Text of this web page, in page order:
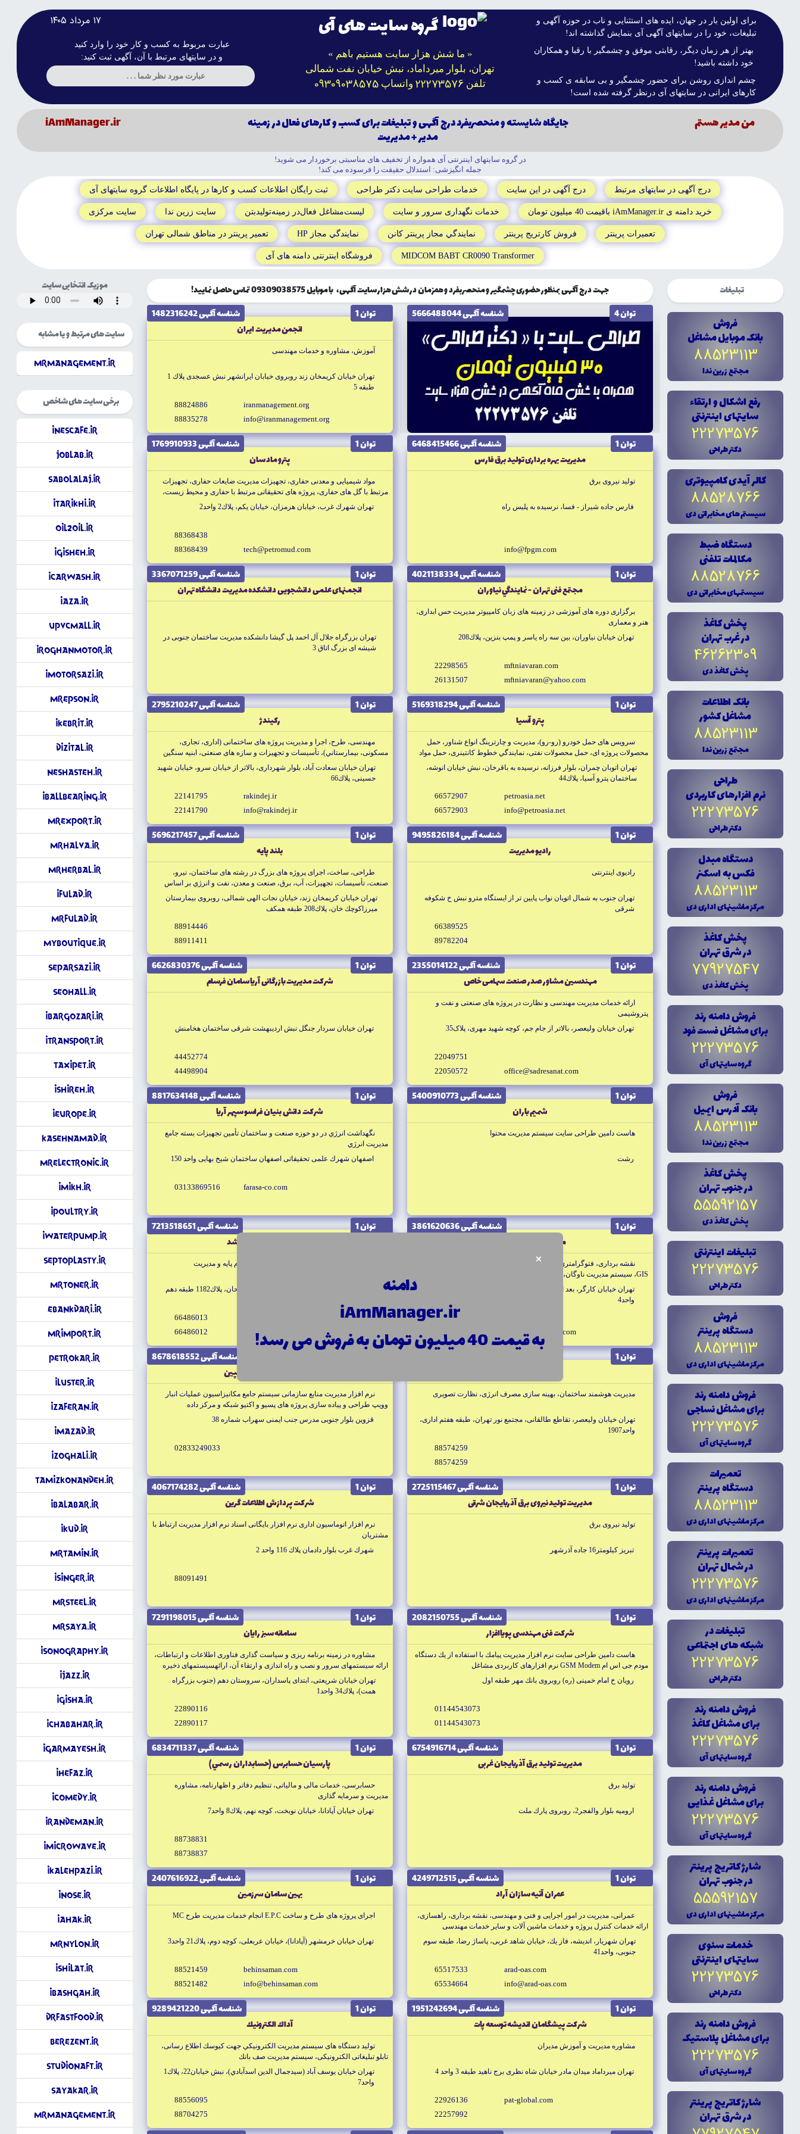
براى اولين بار در جهان، ايده هاى استثنايى و ناب در حوزه آگهى و
تبليغات، خود را در سايتهاى آگهى آى بنمايش گذاشته اند!
بهتر از هر زمان ديگر، رقابتى موفق و چشمگير با رقبا و همکاران
خود داشته باشيد!
چشم اندازى روشن براى حضور چشمگير و بى سابقه ى کسب و
کارهاى ايرانى در سايتهاى آى درنظر گرفته شده است!
گروه سایت های آی
« ما شش هزار سایت هستیم باهم »
تهران، بلوار میرداماد، نبش خیابان نفت شمالی
تلفن 22273576واتساپ 09309038575
۱۷ مرداد ۱۴۰۵
عبارت مربوط به کسب و کار خود را وارد کنید
و در سایتهای مرتبط با آن، آگهی ثبت کنید:
من مدير هستم جايگاه شايسته و منحصربفرد درج آگهى و تبليغات براى كسب و كارهاى فعال در زمينه
مدير + مديريت
iAmManager.ir
در گروه سايتهاى اينترنتى آى همواره از تخفيف هاى مناسبتى برخوردار مى شويد!
جمله انگيزشى: استدلال حقيقت را فرسوده مى کند!
درج آگهى در سايتهاى مرتبط درج آگهى در اين سايت خدمات طراحى سايت دکتر طراحى ثبت رايگان اطلاعات کسب و کارها در پايگاه اطلاعات گروه سايتهاى آى
خريد دامنه ى iAmManager.ir باقيمت 40 ميليون تومان خدمات نگهدارى سرور و سايت ليست‌مشاغل‌ فعال‌در زمينه‌توليدبتن سايت زرين ندا سايت مرکزى
تعميرات پرينتر فروش کارتريج پرينتر نمايندگي مجاز پرينتر کانن نمايندگي مجاز HP تعمير پرينتر در مناطق شمالى تهران
MIDCOM BABT CR0090 Transformer فروشگاه اينترنتى دامنه هاى آى
×
دامنه
iAmManager.ir
به قیمت 40 میلیون تومان به فروش می رسد!
تبلیغات
فروش
بانک موبايل مشاغل
88523113
مجتمع زرين ندا
رفع اشکال و ارتقاء
سايتهاى اينترنتى
22273576
دکتر طراحى
کالر آيدى کامپيوترى
88528766
سيستم هاى مخابراتى دى
دستگاه ضبط
مکالمات تلفنى
88528766
سيستمهاى مخابراتى دى
پخش کاغذ
در غرب تهران
46262309
پخش کاغذ دى
بانک اطلاعات
مشاغل کشور
88523113
مجتمع زرين ندا
طراحى
نرم افزارهاى کاربردى
22273576
دکتر طراحى
دستگاه مبدل
فکس به اسکنر
88523113
مرکز ماشينهاى ادارى دى
پخش کاغذ
در شرق تهران
77927547
پخش کاغذ دى
فروش دامنه رند
براى مشاغل فست فود
22273576
گروه سايتهاى آى
فروش
بانک آدرس ايميل
88523113
مجتمع زرين ندا
پخش کاغذ
در جنوب تهران
55592157
پخش کاغذ دى
تبليغات اينترنتى
22273576
دکتر طراحى
فروش
دستگاه پرينتر
88523113
مرکز ماشينهاى ادارى دى
فروش دامنه رند
براى مشاغل نساجى
22273576
گروه سايتهاى آى
تعميرات
دستگاه پرينتر
88523113
مرکز ماشينهاى ادارى دى
تعميرات پرينتر
در شمال تهران
22273576
مرکز ماشينهاى ادارى دى
تبليغات در
شبکه هاى اجتماعى
22273576
دکتر طراحى
فروش دامنه رند
براى مشاغل کاغذ
22273576
گروه سايتهاى آى
فروش دامنه رند
براى مشاغل غذايى
22273576
گروه سايتهاى آى
شارژ کاتريج پرينتر
در جنوب تهران
55592157
مرکز ماشينهاى ادارى دى
خدمات سئوى
سايتهاى اينترنتى
22273576
دکتر طراحى
فروش دامنه رند
براى مشاغل پلاستيک
22273576
گروه سايتهاى آى
شارژ کاتريج پرينتر
در شرق تهران
جهت درج آگهی بمنظور حضوری چشمگیر و منحصربفرد و همزمان در شش هزار سایت آگهی، با موبایل 09309038575 تماس حاصل نمایید!
توان 4
شناسه آگهى 5666488044 توان 1
شناسه آگهى 1482316242
انجمن مديريت ايران
آموزش، مشاوره و خدمات مهندسى
تهران خيابان كريمخان زند روبروى خيابان ايرانشهر نبش عسجدى پلاك 1
طبقه 5
iranmanagement.org
info@iranmanagement.org
88824886
88835278
توان 1
شناسه آگهى 6468415466
مديريت بهره بردارى توليد برق فارس
توليد نيروى برق
فارس جاده شيراز - فسا، نرسيده به پليس راه
info@fpgm.com
توان 1
شناسه آگهى 1769910933
پترو ماد سان
مواد شيميايى و معدنى حفارى، تجهيزات مديريت ضايعات حفارى، تجهيزات
مرتبط با گل هاى حفارى، پروژه هاى تحقيقاتى مرتبط با حفارى و محيط زيست،
ارائه خدمات مهندسى حفارى
تهران شهرك غرب، خيابان هرمزان، خيابان يكم، پلاك2 واحد2
tech@petromud.com
88368438
88368439
توان 1
شناسه آگهى 4021138334
مجتمع فنى تهران - نمايندگي نياوران
برگزارى دوره هاى آموزشى در زمينه هاى زبان كامپيوتر مديريت حس ابدارى،
هنر و معمارى
تهران خيابان نياوران، بين سه راه ياسر و پمپ بنزين، پلاك208
mftniavaran.com
mftniavaran@yahoo.com
22298565
26131507
توان 1
شناسه آگهى 3367071259
انجمنهاى علمى دانشجويى دانشكده مديريت دانشگاه تهران
تهران بزرگراه جلال آل احمد پل گيشا دانشكده مديريت ساختمان جنوبى در
شيشه اى بزرگ اتاق 3
توان 1
شناسه آگهى 5169318294
پترو آسيا
سرويس هاى حمل خودرو (رو-رو)، مديريت و چارترينگ انواع شناور، حمل
محصولات پروژه اى، حمل محصولات نفتى، نمايندگي خطوط كانتينرى، حمل مواد
شيميايى، حمل محصولات فله
تهران اتوبان چمران، بلوار فرزانه، نرسيده به باقرخان، نبش خيابان انوشه،
ساختمان پترو آسيا، پلاك44
petroasia.net
info@petroasia.net
66572907
66572903
توان 1
شناسه آگهى 2795210247
ركيندژ
مهندسى، طرح، اجرا و مديريت پروژه هاى ساختمانى (ادارى، تجارى،
مسكونى، بيمارستاني)، تأسيسات و تجهيزات و سازه هاى صنعتى، ابنيه سنگين
بتنى و فلزى
تهران خيابان سعادت آباد، بلوار شهردارى، بالاتر از خيابان سرو، خيابان شهيد
حسينى، پلاك66
rakindej.ir
info@rakindej.ir
22141795
22141790
توان 1
شناسه آگهى 9495826184
راديو مديريت
راديوى اينترنتى
تهران جنوب به شمال اتوبان نواب پايين تر از ايستگاه مترو نبش خ شكوفه
شرقى
66389525
89782204
توان 1
شناسه آگهى 5696217457
بلند پايه
طراحى، ساخت، اجراى پروژه هاى بزرگ در رشته هاى ساختمان، نيرو،
صنعت، تأسيسات، تجهيزات، آب، برق، صنعت و معدن، نفت و انرژي بر اساس
رشته هاى اخذ شده از سازمان مديريت و برنامه ريزى كشور و شركت ملى نفت
ايران
تهران خيابان كريمخان زند، خيابان نجات الهى شمالى، روبروى بيمارستان
ميرزاكوچك خان، پلاك208 طبقه همكف
88914446
88911411
توان 1
شناسه آگهى 2355014122
مهندسين مشاور صدر صنعت سهامى خاص
ارائه خدمات مديريت مهندسى و نظارت در پروژه هاى صنعتى و نفت و
پتروشيمى
تهران خيابان وليعصر، بالاتر از جام جم،‌ كوچه شهيد مهرى، پلاک35
office@sadresanat.com
22049751
22050572
توان 1
شناسه آگهى 6626830376
شركت مديريت بازرگانى آريا سامان فرسام
تهران خيابان سردار جنگل نبش ارديبهشت شرقى ساختمان هخامنش
44452774
44498904
توان 1
شناسه آگهى 5400910773
شميم باران
هاست دامين طراحى سايت سيستم مديريت محتوا
رشت
توان 1
شناسه آگهى 8817634148
شركت دانش بنيان فراسو سپهر آريا
نگهداشت انرژي در دو حوزه صنعت و ساختمان تأمين تجهيزات بسته جامع
مديريت انرژي
اصفهان شهرك علمى تحقيقاتى اصفهان ساختمان شيخ بهايى واحد 150
farasa-co.com
03133869516
توان 1
شناسه آگهى 3861620636
مشاور نگين نقشه آسيا
نقشه بردارى، فتوگرامترى، سنجش از دور، تهيه و پردازش تصاوير ماهواره اى،
GIS، سيستم مديريت ناوگان، AUL خلبان خودكار، هواپيماى بدون سرنشين
واحد4
info_nna@yahoo.com
66953653
توان 1
شناسه آگهى 7213518651
مؤسسه فرهنگي آرمان رشد
نشر كتابهاى آموزشى، تربيتى، روانشناسى، علوم پايه و مديريت
تهران خيابان انقلاب، بين خيابان دانشگاه و ابوريحان، پلاك1182 طبقه دهم
info@armanroshd.com
66486013
66486012
توان 1
مديريت هوشمند ساختمان، بهينه سازى مصرف انرژى، نظارت تصويرى
تهران خيابان وليعصر، تقاطع طالقانى، مجتمع نور تهران، طبقه هفتم ادارى،
واحد1907
88574259
88574259
شناسه آگهى 8678618552
شركت پايا موج شبكه كاسپين
نرم افزار مديريت منابع سازمانى سيستم جامع مكانيزاسيون عمليات انبار
وويپ طراحى و پياده سازى پروژه هاى پسيو و اكتيو شبكه و مركز داده
قزوين بلوار جنوبى مدرس جنب ايمنى سهراب شماره 38
02833249033
توان 1
شناسه آگهى 2725115467
مديريت توليد نيروى برق آذربايجان شرقى
توليد نيروى برق
تبريز كيلومتر16 جاده آذرشهر
توان 1
شناسه آگهى 4067174282
شركت پردازش اطلاعات گرين
نرم افزار اتوماسيون ادارى نرم افزار بايگانى اسناد نرم افزار مديريت ارتباط با
مشتريان
شهرك غرب بلوار دادمان پلاك 116 واحد 2
88091491
توان 1
شناسه آگهى 2082150755
شركت فنى مهندسى پوياافزار
هاست دامين طراحى سايت نرم افزار مديريت پيامك با استفاده از يك دستگاه
مودم جى اس ام GSM Modem نرم افزارهاى كاربردى مشاغل
رويان خ امام خمينى (ره) روبروى بانك مهر طبقه اول
01144543073
01144543073
توان 1
شناسه آگهى 7291198015
سامانه سبز رايان
مشاوره در زمينه برنامه ريزى و سياست گذارى فناورى اطلاعات و ارتباطات،
ارائه سيستمهاى سرور و نصب و راه اندازى و ارتقاء آن، ارائهسيستمهاى ذخيره
سازى و پشتيبان گيرى، ارائه ارائه راه حل هاى جام ع ذخيره سازى، ارائه راه حلهاى
جامع در زمينه شبكه و مديريت شبكه
تهران خيابان شريعتى، ابتداى پاسداران، سروستان دهم (جنوب بزرگراه
همت)، پلاك34 واحد1
22890116
22890117
توان 1
شناسه آگهى 6754916714
مديريت توليد برق آذربايجان غربى
توليد برق
اروميه بلوار والفجر2، روبروى پارك ملت
توان 1
شناسه آگهى 6834711337
پارسيان حسابرس (حسابداران رسمي)
حسابرسى، خدمات مالى و مالياتى، تنظيم دفاتر و اظهارنامه، مشاوره
مديريت و سرمايه گذارى
تهران خيابان آپادانا، خيابان نوبخت، كوچه نهم، پلاك8 واحد7
88738831
88738837
توان 1
شناسه آگهى 4249712515
عمران آتيه سازان آراد
عمرانى، مديريت در امور اجرايى و فنى و مهندسى، نقشه بردارى، راهسازى،
ارائه خدمات كنترل پروژه و خدمات ماشين آلات و ساير خدمات مهندسى
تهران شهريار، انديشه، فاز يك، خيابان شاهد غربى، پاساژ رضا، طبقه سوم
جنوبى، واحد41
arad-oas.com
info@arad-oas.com
65517533
65534664
توان 1
شناسه آگهى 2407616922
بهين سامان سرزمين
اجراى پروژه هاى طرح و ساخت E.P.C انجام خدمات مديريت طرح MC
تهران خيابان خرمشهر (آپادانا)، خيابان عربعلى، كوچه دوم، پلاك21 واحد3
behinsaman.com
info@behinsaman.com
88521459
88521482
توان 1
شناسه آگهى 1951242694
شركت پيشگامان انديشه توسعه پات
مشاوره مديريت و آموزش مديران
تهران ميرداماد ميدان مادر خيابان شاه نظرى برج ناهيد طبقه 3 واحد 4
pat-global.com
22926136
22257992
توان 1
شناسه آگهى 9289421220
آداك الكترونيك
توليد دستگاه هاى سيستم مديريت الكترونيكي جهت كيوسك اطلاع رسانى،
تابلو تبليغاتى الكترونيكى، سيستم مديريت صف بانك
تهران خيابان يوسف آباد (سيدجمال الدين اسدآبادي)، نبش خيابان22، پلاك1
واحد7
88556095
88704275
موزیک انتخابی سایت
سایت های مرتبط و یا مشابه
MrManagement.ir
برخی سایت های شاخص
iNescafe.ir
JobLab.ir
Sabolalaj.ir
iTarikhi.ir
Oil2Oil.ir
iGisheh.ir
iCarwash.ir
iAza.ir
upvcMall.ir
iRoghanMotor.ir
iMotorSazi.ir
MrEpson.ir
iKebrit.ir
DiziTal.ir
Neshasteh.ir
iBallbearing.ir
MrExport.ir
MrHalva.ir
MrHerbal.ir
iFulad.ir
MrFulad.ir
MyBoutique.ir
Separsazi.ir
SeoHall.ir
iBargozari.ir
iTransport.ir
TaxiPet.ir
iShireh.ir
iEurope.ir
KasehNamad.ir
MrElectronic.ir
iMikh.ir
iPoultry.ir
iWaterPump.ir
SeptoPlasty.ir
MrToner.ir
eBankdari.ir
Mrimport.ir
PetroKar.ir
iLuster.ir
iZaferan.ir
iMazad.ir
iZoghali.ir
TamizKonandeh.ir
iBalabar.ir
iKud.ir
MrTamin.ir
iSinger.ir
MrSteel.ir
MrSaya.ir
iSonoGraphy.ir
iJazz.ir
iGisha.ir
iChabahar.ir
iGarmayesh.ir
iHefaz.ir
iComedy.ir
iRandeman.ir
iMicrowave.ir
iKalehPazi.ir
iNose.ir
iAhak.ir
MrNylon.ir
iShilat.ir
iBashgah.ir
DrFastFood.ir
Berezent.ir
StudioNaft.ir
SayaKar.ir
MrManagement.ir